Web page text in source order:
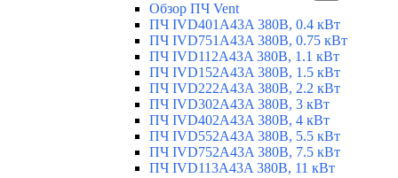
Обзор ПЧ Vent
ПЧ IVD401A43A 380В, 0.4 кВт
ПЧ IVD751A43A 380В, 0.75 кВт
ПЧ IVD112A43A 380В, 1.1 кВт
ПЧ IVD152A43A 380В, 1.5 кВт
ПЧ IVD222A43A 380В, 2.2 кВт
ПЧ IVD302A43A 380В, 3 кВт
ПЧ IVD402A43A 380В, 4 кВт
ПЧ IVD552A43A 380В, 5.5 кВт
ПЧ IVD752A43A 380В, 7.5 кВт
ПЧ IVD113A43A 380В, 11 кВт